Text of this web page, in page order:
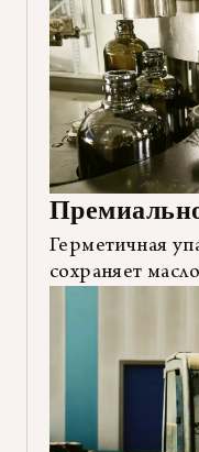
Герметичная
сохраняет